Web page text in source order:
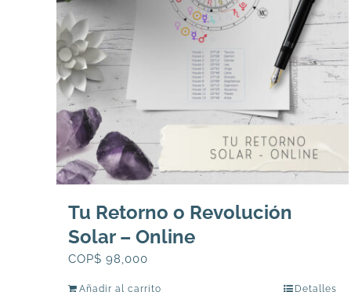
Tu Retorno o Revolución
Solar – Online
COP$ 98,000
Añadir al carrito Detalles